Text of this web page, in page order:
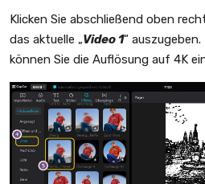
Klicken Sie abschließend oben
das aktuelle „Video 1“
können Sie die Auflösung auf 4K